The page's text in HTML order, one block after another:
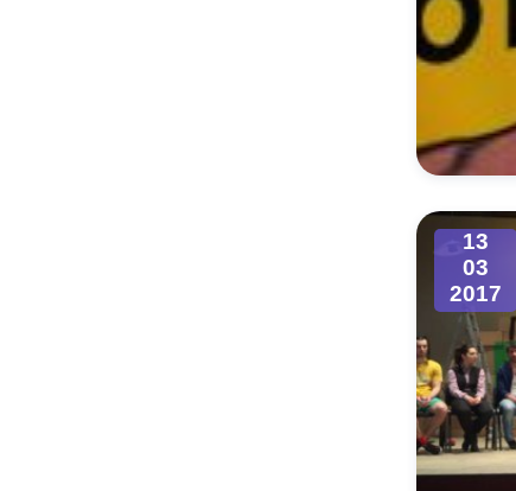
проверок
13
03
2017